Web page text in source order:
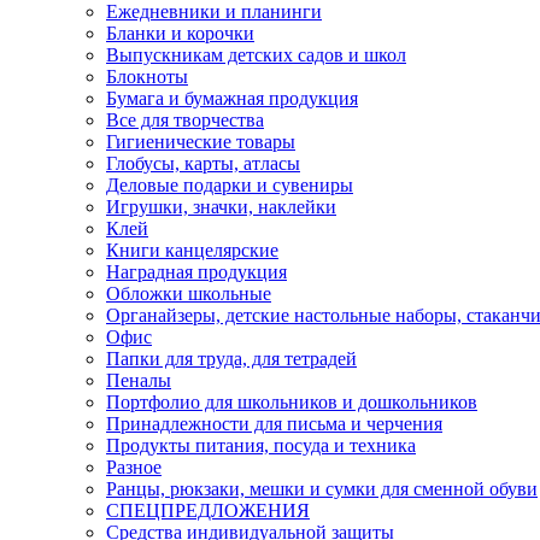
Ежедневники и планинги
Бланки и корочки
Выпускникам детских садов и школ
Блокноты
Бумага и бумажная продукция
Все для творчества
Гигиенические товары
Глобусы, карты, атласы
Деловые подарки и сувениры
Игрушки, значки, наклейки
Клей
Книги канцелярские
Наградная продукция
Обложки школьные
Органайзеры, детские настольные наборы,
Офис
Папки для труда, для тетрадей
Пеналы
Портфолио для школьников и дошкольников
Принадлежности для письма и черчения
Продукты питания, посуда и техника
Разное
Ранцы, рюкзаки, мешки и сумки для сменной обуви
СПЕЦПРЕДЛОЖЕНИЯ
Средства индивидуальной защиты